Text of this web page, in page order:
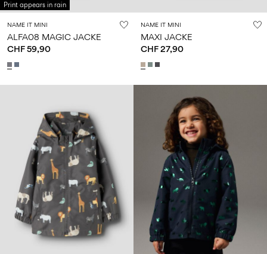
Print appears in rain
NAME IT MINI
ALFA08 MAGIC JACKE
CHF 59,90
NAME IT MINI
MAXI JACKE
CHF 27,90